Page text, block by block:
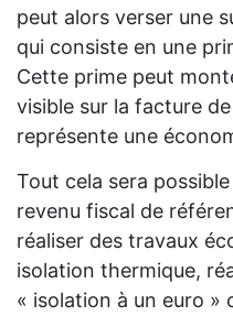
peut alors verser une
qui consiste en une
Cette prime peut
visible sur la facture
représente une
Tout cela sera
revenu fiscal de
réaliser des travaux
isolation thermique,
« isolation à un euro »